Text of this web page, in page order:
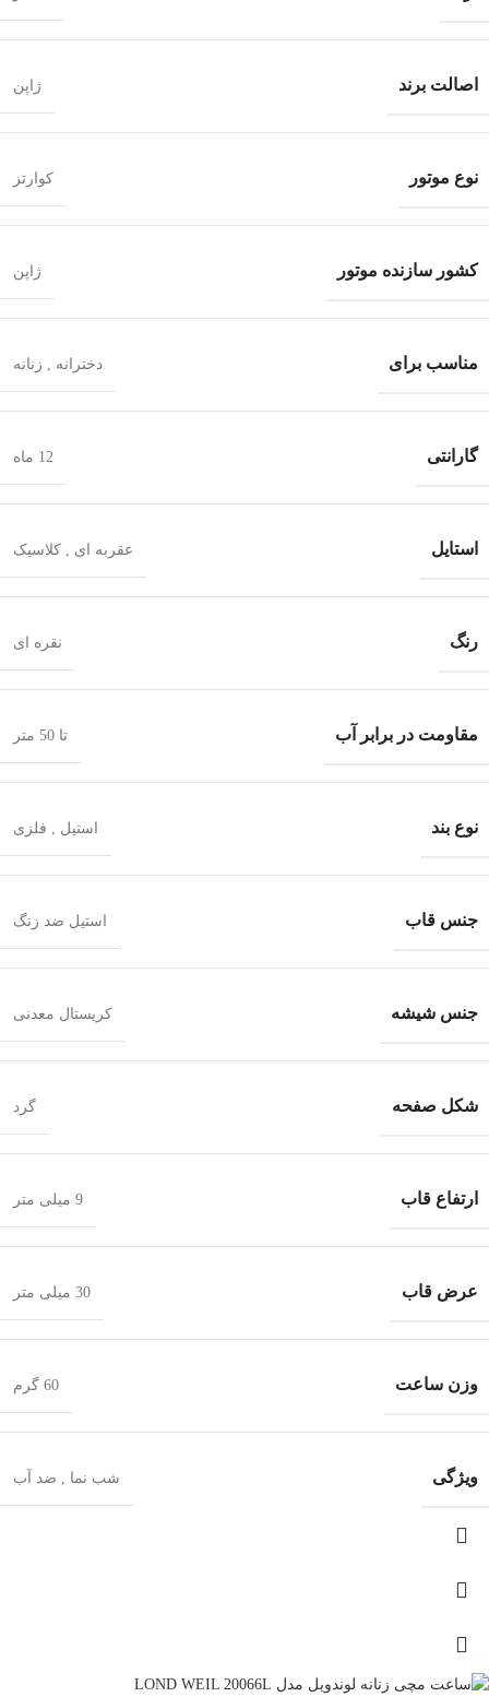
اصالت برند ژاپن
نوع موتور کوارتز
کشور سازنده موتور ژاپن
مناسب برای دخترانه , زنانه
گارانتی 12 ماه
استایل عقربه ای , کلاسیک
رنگ نقره ای
مقاومت در برابر آب تا 50 متر
نوع بند استیل , فلزی
جنس قاب استیل ضد زنگ
جنس شیشه کریستال معدنی
شکل صفحه گرد
ارتفاع قاب 9 میلی متر
عرض قاب 30 میلی متر
وزن ساعت 60 گرم
ویژگی شب‌ نما , ضد آب